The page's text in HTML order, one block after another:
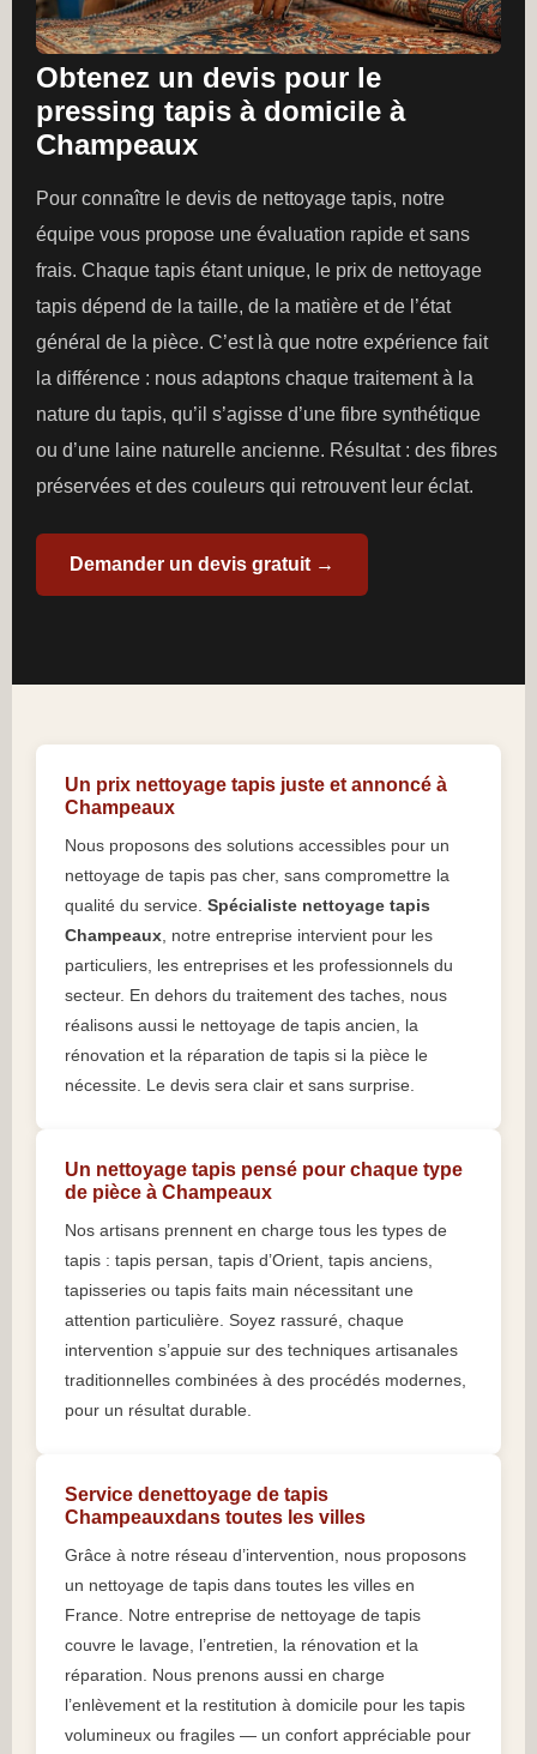
Obtenez un devis pour le
pressing tapis à domicile à
Champeaux
Pour connaître le devis de nettoyage tapis, notre
équipe vous propose une évaluation rapide et sans
frais. Chaque tapis étant unique, le prix de nettoyage
tapis dépend de la taille, de la matière et de l’état
général de la pièce. C’est là que notre expérience fait
la différence : nous adaptons chaque traitement à la
nature du tapis, qu’il s’agisse d’une fibre synthétique
ou d’une laine naturelle ancienne. Résultat : des fibres
préservées et des couleurs qui retrouvent leur éclat.
Demander un devis gratuit →
Un prix nettoyage tapis juste et annoncé à
Champeaux
Nous proposons des solutions accessibles pour un
nettoyage de tapis pas cher, sans compromettre la
qualité du service. Spécialiste nettoyage tapis
Champeaux, notre entreprise intervient pour les
particuliers, les entreprises et les professionnels du
secteur. En dehors du traitement des taches, nous
réalisons aussi le nettoyage de tapis ancien, la
rénovation et la réparation de tapis si la pièce le
nécessite. Le devis sera clair et sans surprise.
Un nettoyage tapis pensé pour chaque type
de pièce à Champeaux
Nos artisans prennent en charge tous les types de
tapis : tapis persan, tapis d’Orient, tapis anciens,
tapisseries ou tapis faits main nécessitant une
attention particulière. Soyez rassuré, chaque
intervention s’appuie sur des techniques artisanales
traditionnelles combinées à des procédés modernes,
pour un résultat durable.
Service denettoyage de tapis
Champeauxdans toutes les villes
Grâce à notre réseau d’intervention, nous proposons
un nettoyage de tapis dans toutes les villes en
France. Notre entreprise de nettoyage de tapis
couvre le lavage, l’entretien, la rénovation et la
réparation. Nous prenons aussi en charge
l’enlèvement et la restitution à domicile pour les tapis
volumineux ou fragiles — un confort appréciable pour